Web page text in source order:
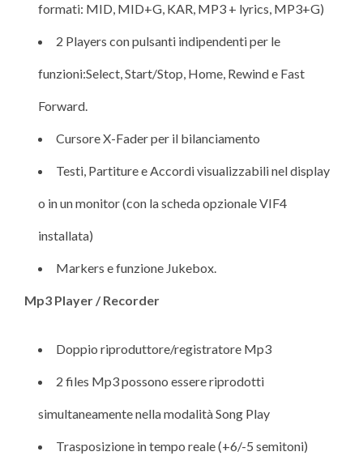
formati: MID, MID+G, KAR, MP3 + lyrics, MP3+G)
2 Players con pulsanti indipendenti per le
funzioni:Select, Start/Stop, Home, Rewind e Fast
Forward.
Cursore X-Fader per il bilanciamento
Testi, Partiture e Accordi visualizzabili nel display
o in un monitor (con la scheda opzionale VIF4
installata)
Markers e funzione Jukebox.
Mp3 Player / Recorder
Doppio riproduttore/registratore Mp3
2 files Mp3 possono essere riprodotti
simultaneamente nella modalità Song Play
Trasposizione in tempo reale (+6/-5 semitoni)